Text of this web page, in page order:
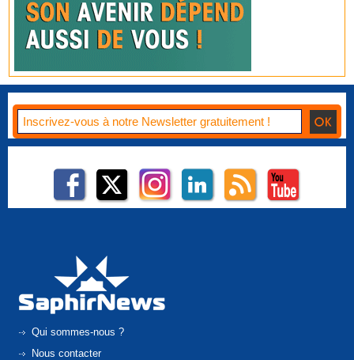
Qui sommes-nous ?
Nous contacter